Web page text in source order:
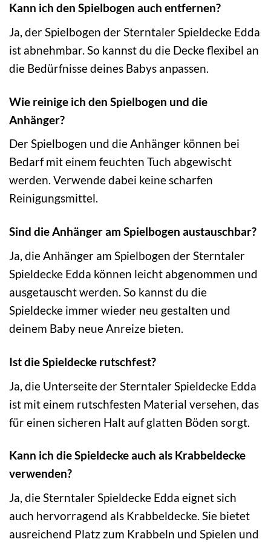
Kann ich den Spielbogen auch entfernen?
Ja, der Spielbogen der Sterntaler Spieldecke Edda
ist abnehmbar. So kannst du die Decke flexibel an
die Bedürfnisse deines Babys anpassen.
Wie reinige ich den Spielbogen und die
Anhänger?
Der Spielbogen und die Anhänger können bei
Bedarf mit einem feuchten Tuch abgewischt
werden. Verwende dabei keine scharfen
Reinigungsmittel.
Sind die Anhänger am Spielbogen austauschbar?
Ja, die Anhänger am Spielbogen der Sterntaler
Spieldecke Edda können leicht abgenommen und
ausgetauscht werden. So kannst du die
Spieldecke immer wieder neu gestalten und
deinem Baby neue Anreize bieten.
Ist die Spieldecke rutschfest?
Ja, die Unterseite der Sterntaler Spieldecke Edda
ist mit einem rutschfesten Material versehen, das
für einen sicheren Halt auf glatten Böden sorgt.
Kann ich die Spieldecke auch als Krabbeldecke
verwenden?
Ja, die Sterntaler Spieldecke Edda eignet sich
auch hervorragend als Krabbeldecke. Sie bietet
ausreichend Platz zum Krabbeln und Spielen und